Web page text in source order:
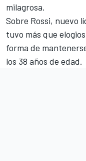
milagrosa.
Sobre Rossi, nuevo
tuvo más que
forma de
los 38 años de edad.